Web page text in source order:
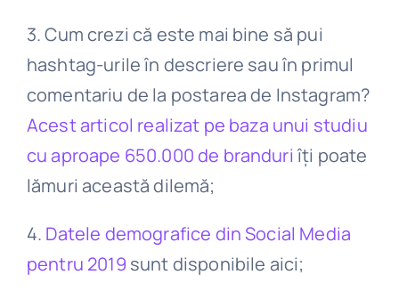
3. Cum crezi că este mai bine să pui
hashtag-urile în descriere sau în primul
comentariu de la postarea de Instagram?
Acest articol realizat pe baza unui studiu
cu aproape 650.000 de branduriîți poate
lămuri această dilemă;
4. Datele demografice din Social Media
pentru 2019 sunt disponibile aici;